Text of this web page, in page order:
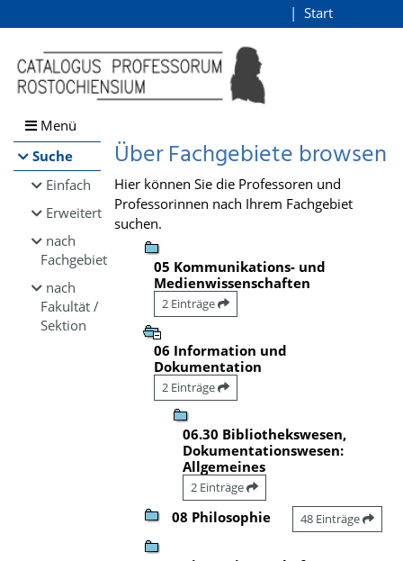
Browsen
direkt zum Inhalt
Start
Menü
Suche
Einfach
Erweitert
nach
Fachgebiet
nach
Fakultät /
Sektion
Über Fachgebiete browsen
Hier können Sie die Professoren und
Professorinnen nach Ihrem Fachgebiet
suchen.
05 Kommunikations- und
Medienwissenschaften
2 Einträge
06 Information und
Dokumentation
2 Einträge
06.30 Bibliothekswesen,
Dokumentationswesen:
Allgemeines
2 Einträge
08 Philosophie 48 Einträge